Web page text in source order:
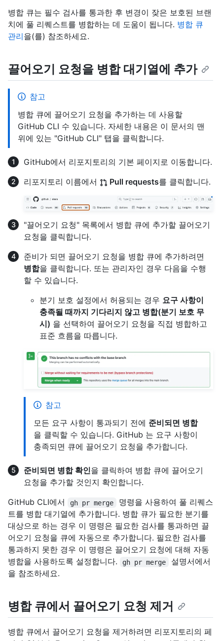
병합 큐는 필수 검사를 통과한 후 변경이 잦은 보호된 브랜
치에 풀 리퀘스트를 병합하는 데 도움이 됩니다. 병합 큐
관리을(를) 참조하세요.
끌어오기 요청을 병합 대기열에 추가
참고
병합 큐에 끌어오기 요청을 추가하는 데 사용할
GitHub CLI 수 있습니다. 자세한 내용은 이 문서의 맨
위에 있는 "GitHub CLI" 탭을 클릭합니다.
GitHub에서 리포지토리의 기본 페이지로 이동합니다.
리포지토리 이름에서
Pull requests를 클릭합니다.
"끌어오기 요청" 목록에서 병합 큐에 추가할 끌어오기
요청을 클릭합니다.
준비가 되면 끌어오기 요청을 병합 큐에 추가하려면
병합을 클릭합니다. 또는 관리자인 경우 다음을 수행
할 수 있습니다.
분기 보호 설정에서 허용되는 경우 요구 사항이
충족될 때까지 기다리지 않고 병합(분기 보호 무
시) 을 선택하여 끌어오기 요청을 직접 병합하고
표준 흐름을 따릅니다.
참고
모든 요구 사항이 통과되기 전에 준비되면 병합
을 클릭할 수 있습니다. GitHub 는 요구 사항이
충족되면 큐에 끌어오기 요청을 추가합니다.
준비되면 병합 확인을 클릭하여 병합 큐에 끌어오기
요청을 추가할 것인지 확인합니다.
GitHub CLI에서
gh pr merge
명령을 사용하여 풀 리퀘스
트를 병합 대기열에 추가합니다. 병합 큐가 필요한 분기를
대상으로 하는 경우 이 명령은 필요한 검사를 통과하면 끌
어오기 요청을 큐에 자동으로 추가합니다. 필요한 검사를
통과하지 못한 경우 이 명령은 끌어오기 요청에 대해 자동
병합을 사용하도록 설정합니다.
gh pr merge
설명서에서
을 참조하세요.
병합 큐에서 끌어오기 요청 제거
병합 큐에서 끌어오기 요청을 제거하려면 리포지토리의 페